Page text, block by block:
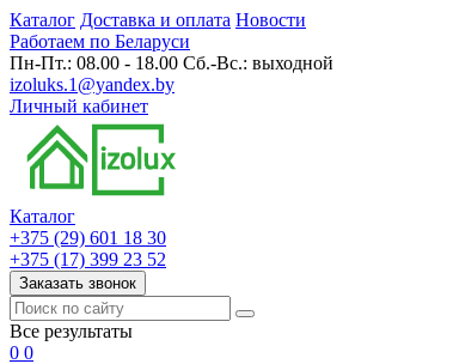
Каталог Доставка и оплата Новости
Работаем по Беларуси
Пн-Пт.: 08.00 - 18.00 Сб.-Вс.: выходной
izoluks.1@yandex.by
Личный кабинет
Каталог
+375 (29) 601 18 30
+375 (17) 399 23 52
Заказать звонок
Все результаты
0 0